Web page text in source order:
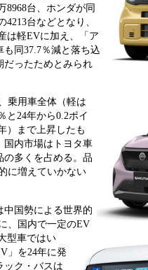
8968台、ホンダが同
台などとなり、
は軽EVに加え、「ア
同37.7％減と落ち込
だったためとみられ
乗用車全体（軽は
と24年から0.2ポイ
）まで上昇したも
国内市場はトヨタ車
の多くを占める。品
に増えていかない
中国勢による世界的
、国内で一定のEV
型車ではい
」を24年に発
ック・バスは